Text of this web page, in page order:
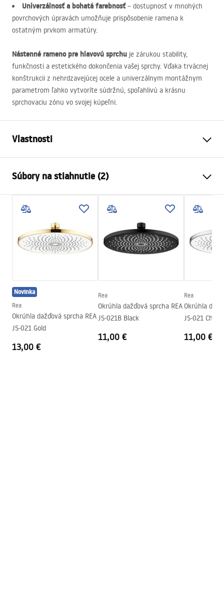
Univerzálnosť a bohatá farebnosť– dostupnosť v mnohých
povrchových úpravách umožňuje prispôsobenie ramena k
ostatným prvkom armatúry.
Nástenné rameno pre hlavovú sprchu je zárukou stability,
funkčnosti a estetického dokončenia vašej sprchy. Vďaka trvácnej
konštrukcii z nehrdzavejúcej ocele a univerzálnym montážnym
parametrom ľahko vytvoríte súdržnú, spoľahlivú a krásnu
sprchovaciu zónu vo svojej kúpeľni.
Vlastnosti
Materiál
Spôsob montáže
Skrutkovací
Šírka
395
Výška
100mm
Hĺbka
20mm
Súbory na stiahnutie (2)
Pielęgnacja.pdf
Záručné podmienky
Novinka
Rea
Okrúhla dažďová sprcha REA
JS-021 Gold
13,00 €
Rea
Okrúhla dažďová sprcha REA
JS-021B Black
11,00 €
Rea
Okrúhla
JS-021
11,00 €